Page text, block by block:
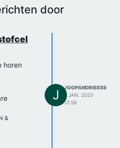
door
horen
&
J
JOOPANDRIESSE
5 JAN. 2020
12:56